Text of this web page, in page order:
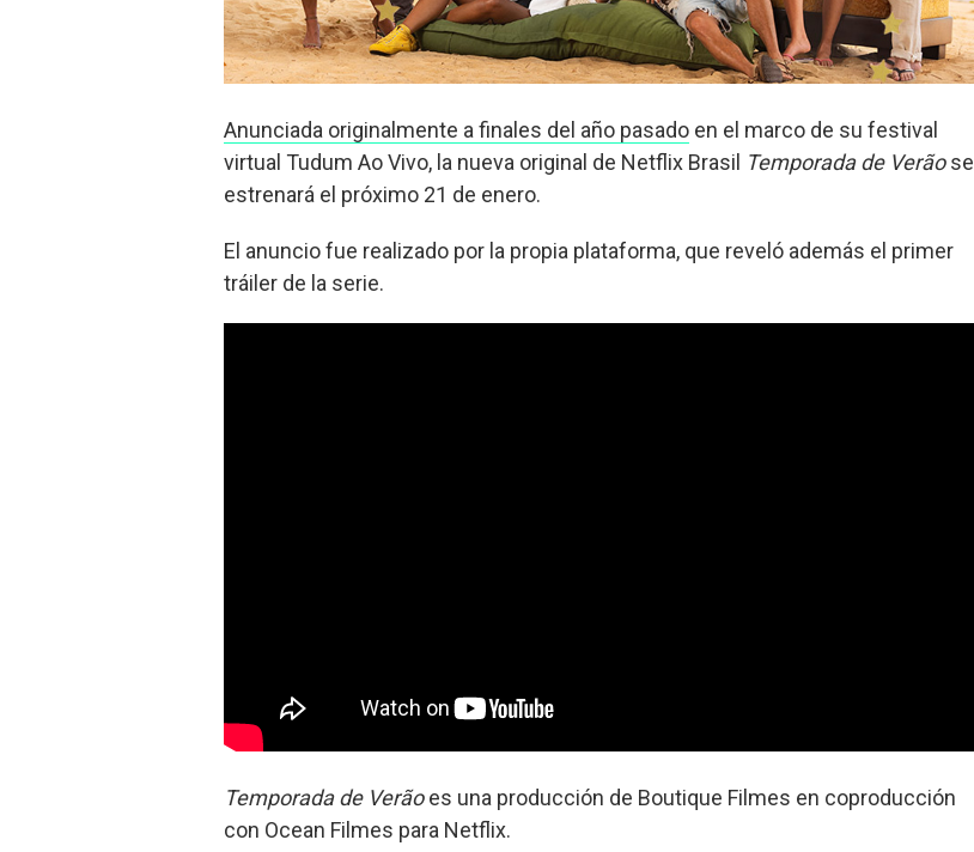
Anunciada originalmente a finales del año pasado en el marco de su festival
virtual Tudum Ao Vivo, la nueva original de Netflix Brasil Temporada de Verãose
estrenará el próximo 21 de enero.
El anuncio fue realizado por la propia plataforma, que reveló además el primer
tráiler de la serie.
Temporada de Verãoes una producción de Boutique Filmes en coproducción
con Ocean Filmes para Netflix.